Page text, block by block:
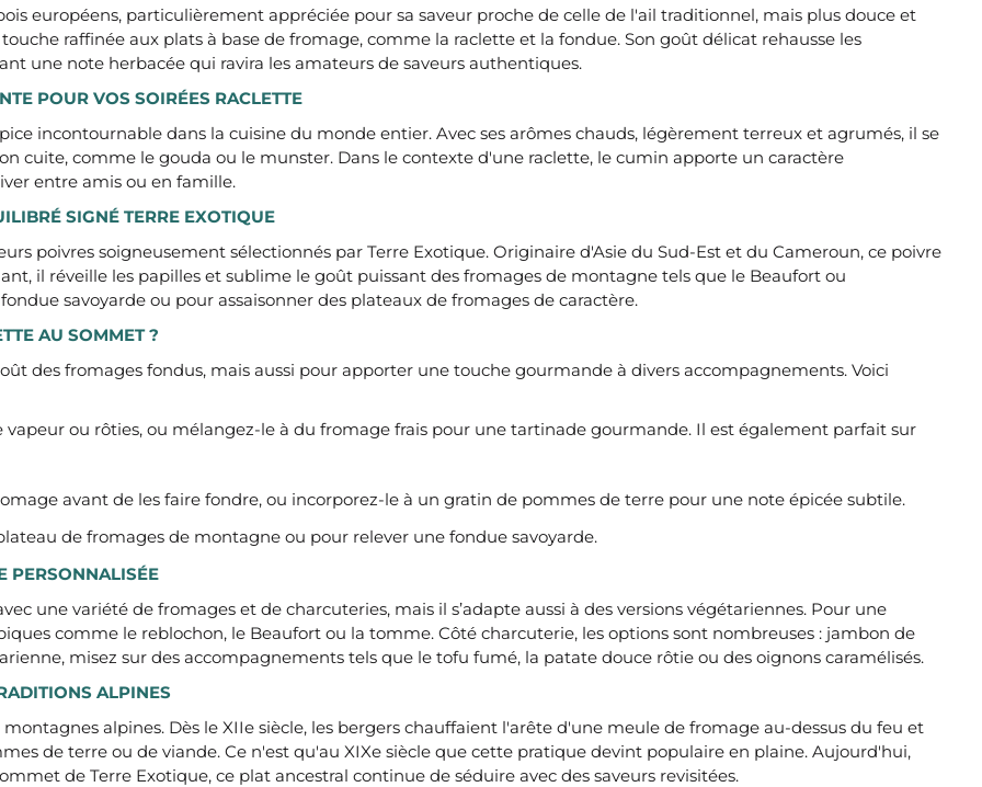
européens, particulièrement appréciée pour sa saveur proche de celle de l'ail traditionnel, mais plus douce et
raffinée aux plats à base de fromage, comme la raclette et la fondue. Son goût délicat rehausse les
une note herbacée qui ravira les amateurs de saveurs authentiques.
POUR VOS SOIRÉES RACLETTE
incontournable dans la cuisine du monde entier. Avec ses arômes chauds, légèrement terreux et agrumés, il se
cuite, comme le gouda ou le munster. Dans le contexte d'une raclette, le cumin apporte un caractère
entre amis ou en famille.
SIGNÉ TERRE EXOTIQUE
poivres soigneusement sélectionnés par Terre Exotique. Originaire d'Asie du Sud-Est et du Cameroun, ce poivre
il réveille les papilles et sublime le goût puissant des fromages de montagne tels que le Beaufort ou
savoyarde ou pour assaisonner des plateaux de fromages de caractère.
AU SOMMET ?
des fromages fondus, mais aussi pour apporter une touche gourmande à divers accompagnements. Voici
ou rôties, ou mélangez-le à du fromage frais pour une tartinade gourmande. Il est également parfait sur
avant de les faire fondre, ou incorporez-le à un gratin de pommes de terre pour une note épicée subtile.
de fromages de montagne ou pour relever une fondue savoyarde.
PERSONNALISÉE
une variété de fromages et de charcuteries, mais il s’adapte aussi à des versions végétariennes. Pour une
comme le reblochon, le Beaufort ou la tomme. Côté charcuterie, les options sont nombreuses : jambon de
misez sur des accompagnements tels que le tofu fumé, la patate douce rôtie ou des oignons caramélisés.
ALPINES
alpines. Dès le XIIe siècle, les bergers chauffaient l'arête d'une meule de fromage au-dessus du feu et
de terre ou de viande. Ce n'est qu'au XIXe siècle que cette pratique devint populaire en plaine. Aujourd'hui,
de Terre Exotique, ce plat ancestral continue de séduire avec des saveurs revisitées.